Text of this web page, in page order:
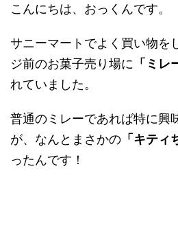
こんにちは、おっくんです。
サニーマートでよく買い物を
ジ前のお菓子売り場に 「ミレ
れていました。
普通のミレーであれば特に興
が、なんとまさかの 「キテ
ったんです！